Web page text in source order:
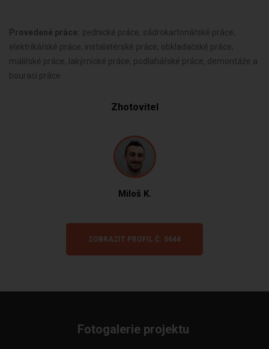
Provedené práce: zednické práce, sádrokartonářské práce,
elektrikářské práce, instalatérské práce, obkladačské práce,
malířské práce, lakýrnické práce, podlahářské práce, demontáže a
bourací práce
Zhotovitel
Miloš K.
ZOBRAZIT PROFIL Č. 5644
Fotogalerie projektu